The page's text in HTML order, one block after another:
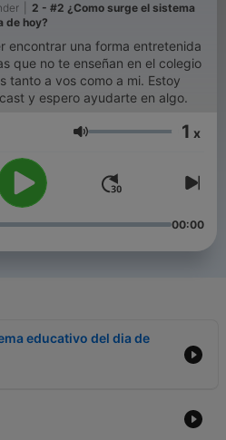
2 - #2 ¿Como surge el sistema
de hoy?
encontrar una forma entretenida
que no te enseñan en el colegio
tanto a vos como a mi. Estoy
y espero ayudarte en algo.
Volume 1 x
00:00
educativo del dia de